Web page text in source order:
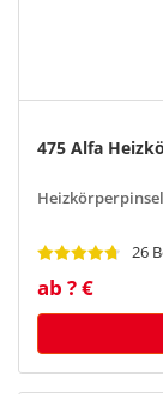
475 Alfa
26
ab ? €